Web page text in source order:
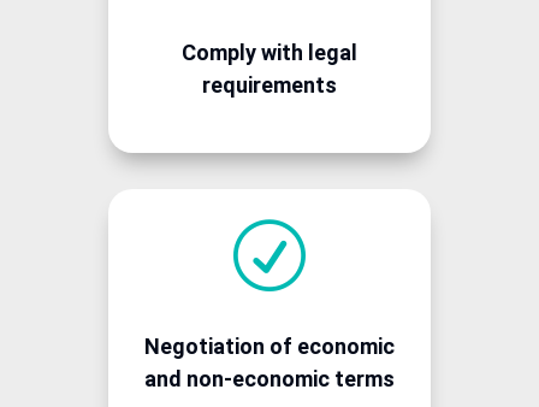
Comply with legal
requirements
R
Negotiation of economic
and non-economic terms